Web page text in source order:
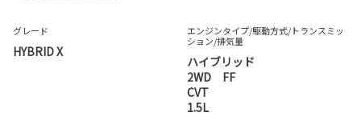
グレード
HYBRID X
エンジンタイプ/駆動方式/トランスミッ
ション/排気量
ハイブリッド
2WD FF
CVT
1.5L